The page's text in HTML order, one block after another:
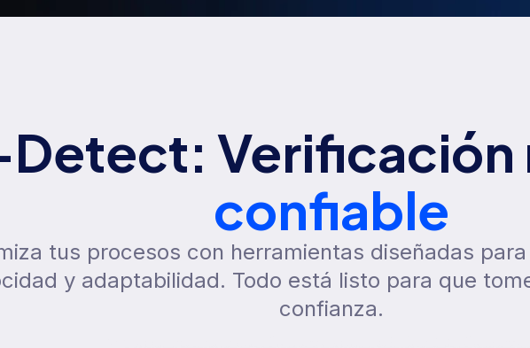
Verificación
confiable
tus procesos con herramientas diseñadas
y adaptabilidad. Todo está listo para que
confianza.